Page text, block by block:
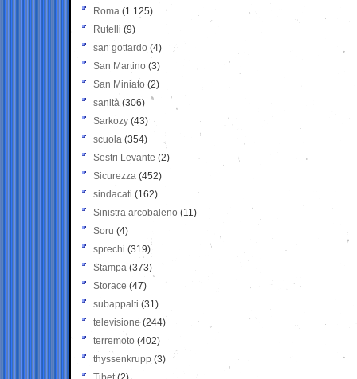
Roma (1.125)
Rutelli (9)
san gottardo (4)
San Martino (3)
San Miniato (2)
sanità (306)
Sarkozy (43)
scuola (354)
Sestri Levante (2)
Sicurezza (452)
sindacati (162)
Sinistra arcobaleno (11)
Soru (4)
sprechi (319)
Stampa (373)
Storace (47)
subappalti (31)
televisione(244)
terremoto (402)
thyssenkrupp (3)